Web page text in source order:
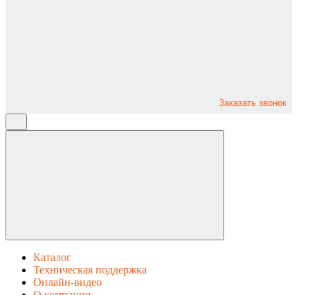
Заказать звонок
Каталог
Техническая поддержка
Онлайн-видео